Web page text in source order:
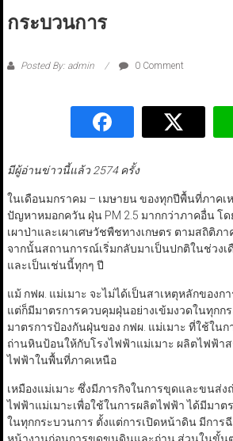
กระบวนการ
Posted By: admin 0 Comment
มีผู้อ่านข่าวนี้แล้ว 2574 ครั้ง
ในเดือนมกราคม – เมษายน ของทุกปีพื้นที่ภาค
ปัญหาหมอกควัน ฝุ่น PM 2.5 มากกว่าภาคอื่น โด
เผาป่าและเผาเศษวัชพืชทางเกษตร ตามสถิติภ
จากนั้นสถานการณ์เริ่มกลับมาเป็นปกติในช่วง
และเป็นเช่นนี้ทุกๆ ปี
แม้ กฟผ. แม่เมาะ จะไม่ได้เป็นสาเหตุหลักของก
แต่ก็มีมาตรการควบคุมฝุ่นอย่างเข้มงวดในทุกก
มาตรการป้องกันฝุ่นของ กฟผ. แม่เมาะ ที่ใช้ใน
ถ่านหินป้อนให้กับโรงไฟฟ้าแม่เมาะ ผลิตไฟฟ้า
ไฟฟ้าในพื้นที่ภาคเหนือ
เหมืองแม่เมาะ ซึ่งมีภารกิจในการขุดและขนส่
ไฟฟ้าแม่เมาะเพื่อใช้ในการผลิตไฟฟ้า ได้มีมาต
ในทุกกระบวนการ ตั้งแต่การเปิดหน้าดิน มีการ